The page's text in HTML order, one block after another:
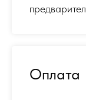
Оплата